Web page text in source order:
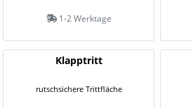
1-2 Werktage
Klapptritt
rutschsichere Trittfläche